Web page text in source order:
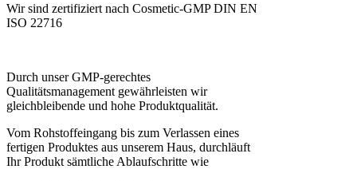
Wir sind zertifiziert nach Cosmetic-GMP DIN EN
ISO 22716
Durch unser GMP-gerechtes
Qualitätsmanagement gewährleisten wir
gleichbleibende und hohe Produktqualität.
Vom Rohstoffeingang bis zum Verlassen eines
fertigen Produktes aus unserem Haus, durchläuft
Ihr Produkt sämtliche Ablaufschritte wie